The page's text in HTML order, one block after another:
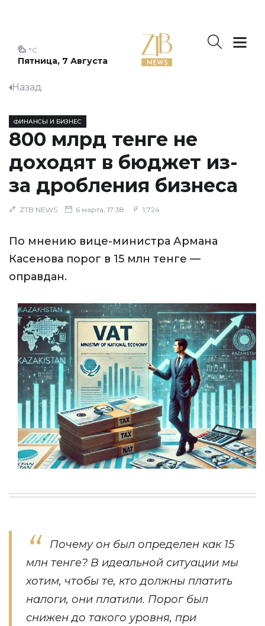
Пятница, 7 Августа
°C
Назад
ФИНАНСЫ И БИЗНЕС
800 млрд тенге не
доходят в бюджет из-
за дробления бизнеса
ZTB NEWS 6 марта, 17:38 1,724
По мнению вице-министра Армана
Касенова порог в 15 млн тенге —
оправдан.
Почему он был определен как 15
млн тенге? В идеальной ситуации мы
хотим, чтобы те, кто должны платить
налоги, они платили. Порог был
снижен до такого уровня, при